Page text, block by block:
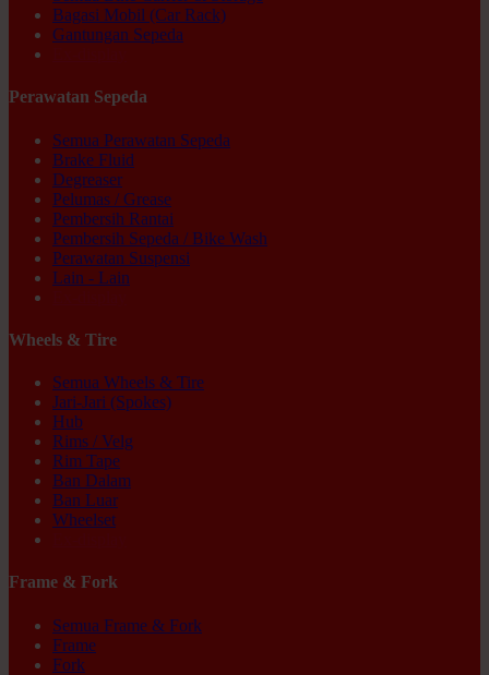
Bagasi Mobil (Car Rack)
Gantungan Sepeda
Perawatan Sepeda
Semua Perawatan Sepeda
Brake Fluid
Degreaser
Pelumas / Grease
Pembersih Rantai
Pembersih Sepeda / Bike Wash
Perawatan Suspensi
Lain - Lain
Wheels & Tire
Semua Wheels & Tire
Jari-Jari (Spokes)
Hub
Rims / Velg
Rim Tape
Ban Dalam
Ban Luar
Wheelset
Frame & Fork
Semua Frame & Fork
Frame
Fork